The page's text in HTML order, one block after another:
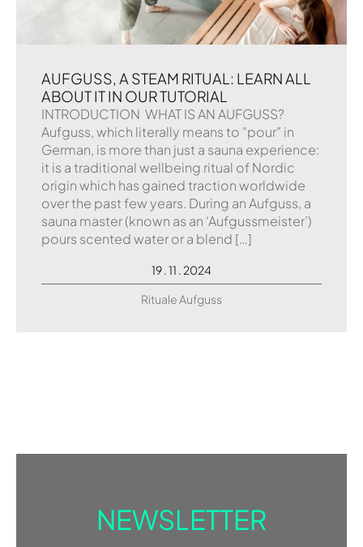
AUFGUSS, A STEAM RITUAL: LEARN ALL
ABOUT IT IN OUR TUTORIAL
INTRODUCTION WHAT IS AN AUFGUSS?
Aufguss, which literally means to "pour" in
German, is more than just a sauna experience:
it is a traditional wellbeing ritual of Nordic
origin which has gained traction worldwide
over the past few years. During an Aufguss, a
sauna master (known as an ‘Aufgussmeister’)
pours scented water or a blend […]
19 . 11 . 2024
Rituale Aufguss
NEWSLETTER